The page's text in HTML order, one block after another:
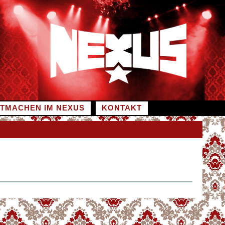
IM NEXUS KONTAKT